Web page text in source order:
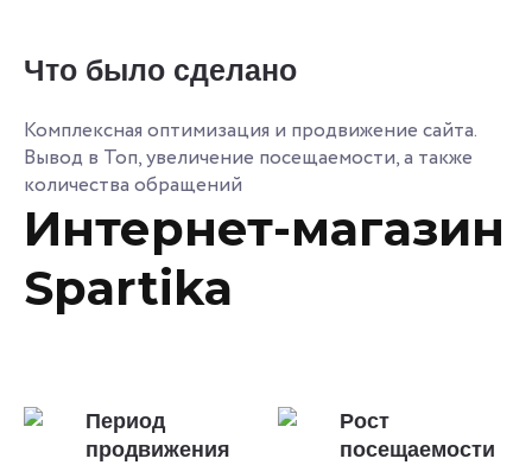
Что было сделано
Комплексная оптимизация и продвижение сайта.
Вывод в Топ, увеличение посещаемости, а также
количества обращений
Интернет-магазин
Spartika
Период
продвижения
Рост
посещаемости